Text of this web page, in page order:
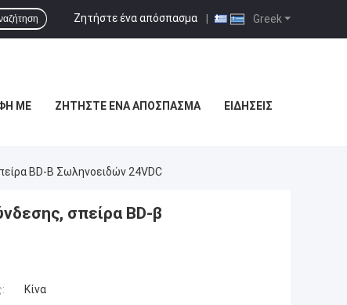
Greek
Ζητήστε ένα απόσπασμα |
ΜΕ ΖΗΤΉΣΤΕ ΈΝΑ ΑΠΌΣΠΑΣΜΑ ΕΙΔΉΣΕΙΣ
BD-Β Σωληνοειδών 24VDC
σπείρα BD-β
Κίνα